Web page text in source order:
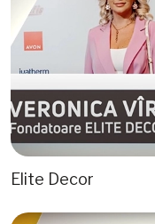
Elite Decor